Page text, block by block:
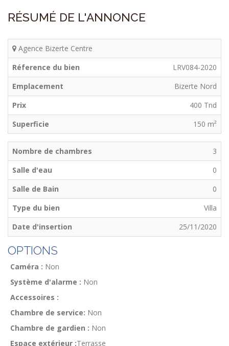
RÉSUMÉ DE L'ANNONCE
Agence Bizerte Centre
Réference du bien
LRV084-2020
Emplacement
Bizerte Nord
Prix
400 Tnd
Superficie
150 m²
Nombre de chambres
3
Salle d'eau
0
Salle de Bain
0
Type du bien
Villa
Date d'insertion
25/11/2020
OPTIONS
Caméra : Non
Système d'alarme : Non
Accessoires :
Chambre de service: Non
Chambre de gardien : Non
Espace extérieur :Terrasse